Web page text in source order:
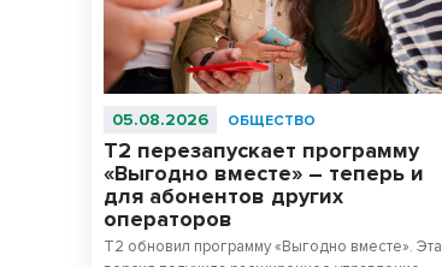
05.08.2026 ОБЩЕСТВО
Т2 перезапускает программу
«Выгодно вместе» – теперь и
для абонентов других
операторов
T2 обновил программу «Выгодно вместе». Эта